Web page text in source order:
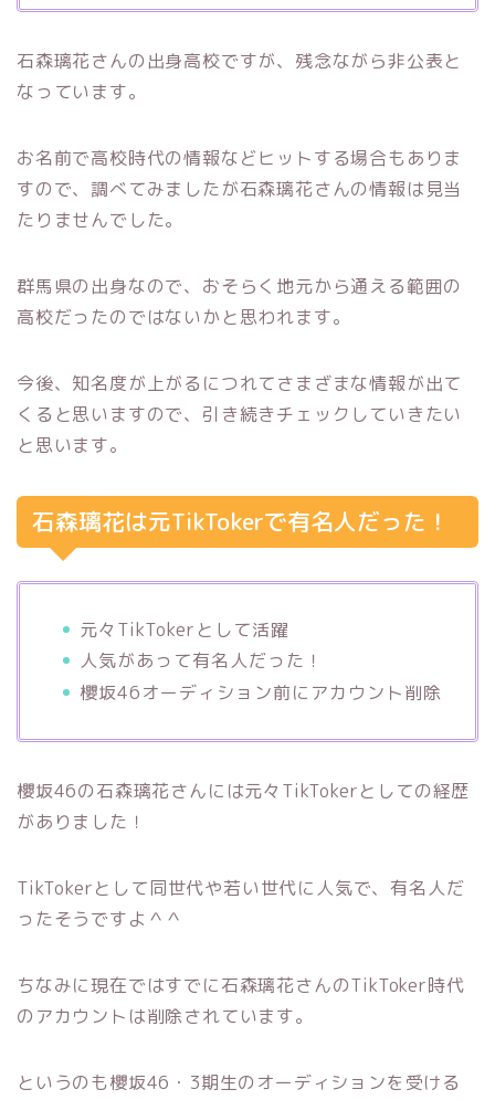
石森璃花さんの出身高校ですが、残念ながら非公表と
なっています。
お名前で高校時代の情報などヒットする場合もありま
すので、調べてみましたが石森璃花さんの情報は見当
たりませんでした。
群馬県の出身なので、おそらく地元から通える範囲の
高校だったのではないかと思われます。
今後、知名度が上がるにつれてさまざまな情報が出て
くると思いますので、引き続きチェックしていきたい
と思います。
石森璃花は元TikTokerで有名人だった！
元々TikTokerとして活躍
人気があって有名人だった！
櫻坂46オーディション前にアカウント削除
櫻坂46の石森璃花さんには元々TikTokerとしての経歴
がありました！
TikTokerとして同世代や若い世代に人気で、有名人だ
ったそうですよ＾＾
ちなみに現在ではすでに石森璃花さんのTikToker時代
のアカウントは削除されています。
というのも櫻坂46・3期生のオーディションを受ける